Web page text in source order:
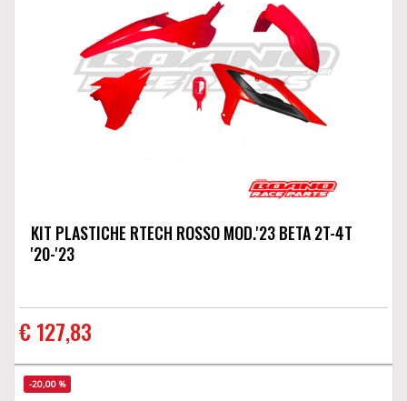
KIT PLASTICHE RTECH ROSSO MOD.'23 BETA 2T-4T
'20-'23
€ 127,83
-20,00 %